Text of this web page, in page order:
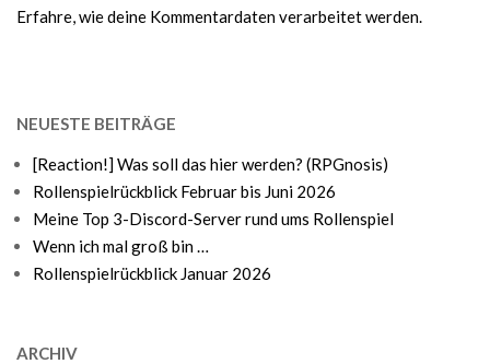
Erfahre, wie deine Kommentardaten verarbeitet werden.
NEUESTE BEITRÄGE
[Reaction!] Was soll das hier werden? (RPGnosis)
Rollenspielrückblick Februar bis Juni 2026
Meine Top 3-Discord-Server rund ums Rollenspiel
Wenn ich mal groß bin …
Rollenspielrückblick Januar 2026
ARCHIV